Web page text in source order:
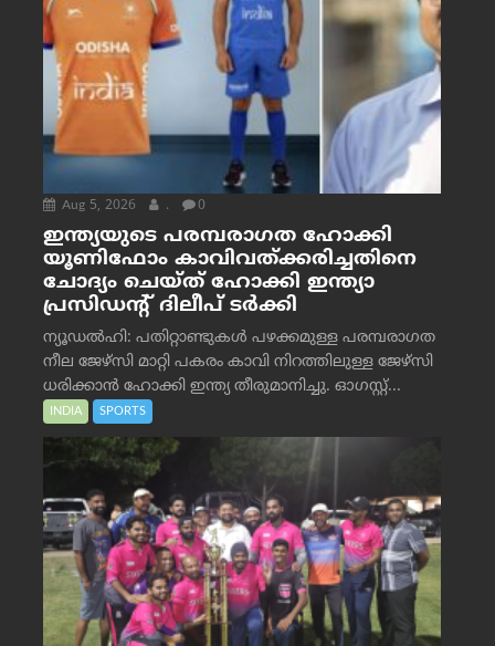
Aug 5, 2026 . 0
ഇന്ത്യയുടെ പരമ്പരാഗത ഹോക്കി
യൂണിഫോം കാവിവത്ക്കരിച്ചതിനെ
ചോദ്യം ചെയ്ത് ഹോക്കി ഇന്ത്യാ
പ്രസിഡന്റ് ദിലീപ് ടര്‍ക്കി
ന്യൂഡൽഹി: പതിറ്റാണ്ടുകൾ പഴക്കമുള്ള പരമ്പരാഗത
നീല ജേഴ്‌സി മാറ്റി പകരം കാവി നിറത്തിലുള്ള ജേഴ്‌സി
ധരിക്കാൻ ഹോക്കി ഇന്ത്യ തീരുമാനിച്ചു. ഓഗസ്റ്റ്...
INDIA SPORTS